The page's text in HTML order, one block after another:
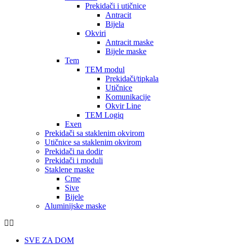
Prekidači i utičnice
Antracit
Bijela
Okviri
Antracit maske
Bijele maske
Tem
TEM modul
Prekidači/tipkala
Utičnice
Komunikacije
Okvir Line
TEM Logiq
Exen
Prekidači sa staklenim okvirom
Utičnice sa staklenim okvirom
Prekidači na dodir
Prekidači i moduli
Staklene maske
Crne
Sive
Bijele
Aluminijske maske
SVE ZA DOM